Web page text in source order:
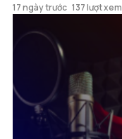
17 ngày trước 137 lượt xem